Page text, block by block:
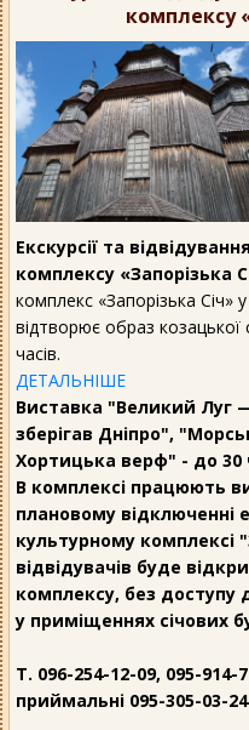
комплексу
Екскурсії та
комплексу «Запорізька
комплекс «Запорізька Січ»
відтворює образ
часів.
ДЕТАЛЬНІШЕ
Виставка "Великий Луг
зберігав Дніпро",
Хортицька верф" - до 30
В комплексі працюють
плановому відключенні
культурному комплексі
відвідувачів буде
комплексу, без доступу
у приміщеннях січових
Т. 096-254-12-09, 095-914-
приймальні 095-305-03-